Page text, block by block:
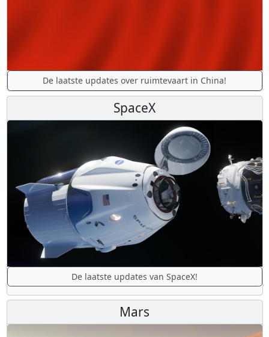
De laatste updates over ruimtevaart in China!
SpaceX
De laatste updates van SpaceX!
Mars